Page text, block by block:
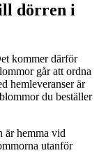
dörren i
kommer därför
går att ordna
hemleveranser är
du beställer
är hemma vid
utanför